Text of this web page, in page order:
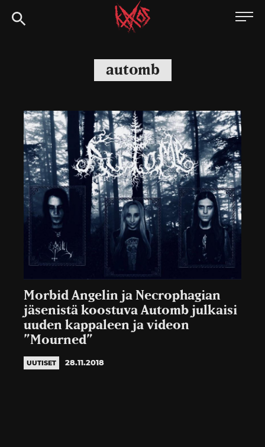
Siirry
suoraan
Kaaoszine
automb
Morbid Angelin ja Necrophagian
jäsenistä koostuva Automb julkaisi
uuden kappaleen ja videon
”Mourned”
UUTISET 28.11.2018